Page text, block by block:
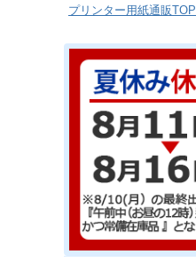
プリンター用紙通販TOP